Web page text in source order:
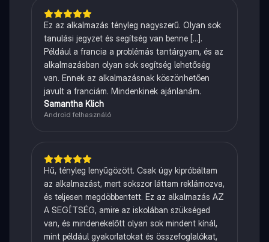
Ez az alkalmazás tényleg nagyszerű. Olyan sok
tanulási jegyzet és segítség van benne [...].
Például a francia a problémás tantárgyam, és az
alkalmazásban olyan sok segítség lehetőség
van. Ennek az alkalmazásnak köszönhetően
javult a franciám. Mindenkinek ajánlanám.
Samantha Klich
Android felhasználó
Hű, tényleg lenyűgözött. Csak úgy kipróbáltam
az alkalmazást, mert sokszor láttam reklámozva,
és teljesen megdöbbentett. Ez az alkalmazás AZ
A SEGÍTSÉG, amire az iskolában szükséged
van, és mindenekelőtt olyan sok mindent kínál,
mint például gyakorlatokat és összefoglalókat,